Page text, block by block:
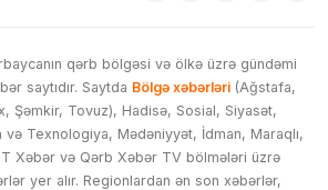
qərb bölgəsi və ölkə üzrə gündəmi
saytıdır. Saytda Bölgə xəbərləri (Ağstafa,
Şəmkir, Tovuz), Hadisə, Sosial, Siyasət,
və Texnologiya, Mədəniyyət, İdman, Maraqlı,
Xəbər və Qərb Xəbər TV bölmələri üzrə
yer alır. Regionlardan ən son xəbərlər,